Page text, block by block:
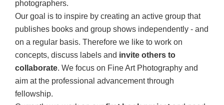
photographers.
Our goal is to inspire by creating an active group that
publishes books and group shows independently - and
on a regular basis. Therefore we like to work on
concepts, discuss labels and invite others to
collaborate. We focus on Fine Art Photography and
aim at the professional advancement through
fellowship.